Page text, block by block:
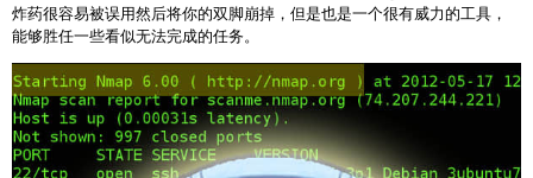
炸药很容易被误用然后将你的双脚崩掉，但是也是一个很有威力的工具，
能够胜任一些看似无法完成的任务。